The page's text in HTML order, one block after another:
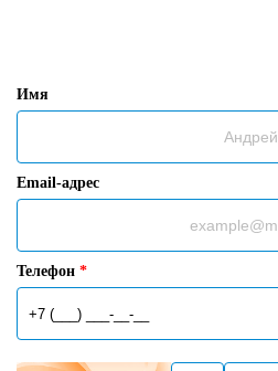
Имя
Email-адрес
Телефон *